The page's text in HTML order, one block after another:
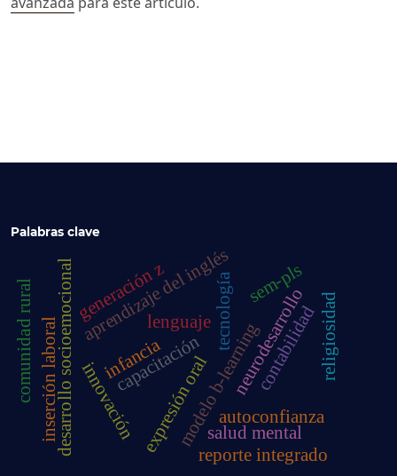
Palabras clave
modelo b-learning
tecnología
capacitación
innovación
desarrollo socioemocionalaprendizaje del inglés
expresión oral autoconfianza
inserción laboral neurodesarrollo
salud mental
comunidad rural contabilidad
reporte integrado
religiosidad
generación z sem-pls
infancia
lenguaje